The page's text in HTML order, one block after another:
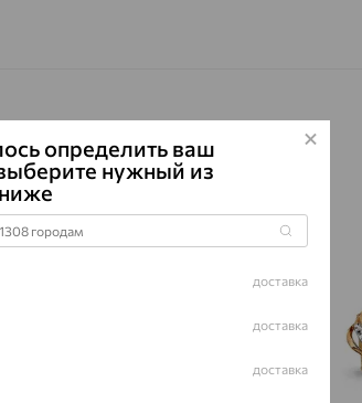
64%
определить ваш
нужный из
доставка
доставка
доставка